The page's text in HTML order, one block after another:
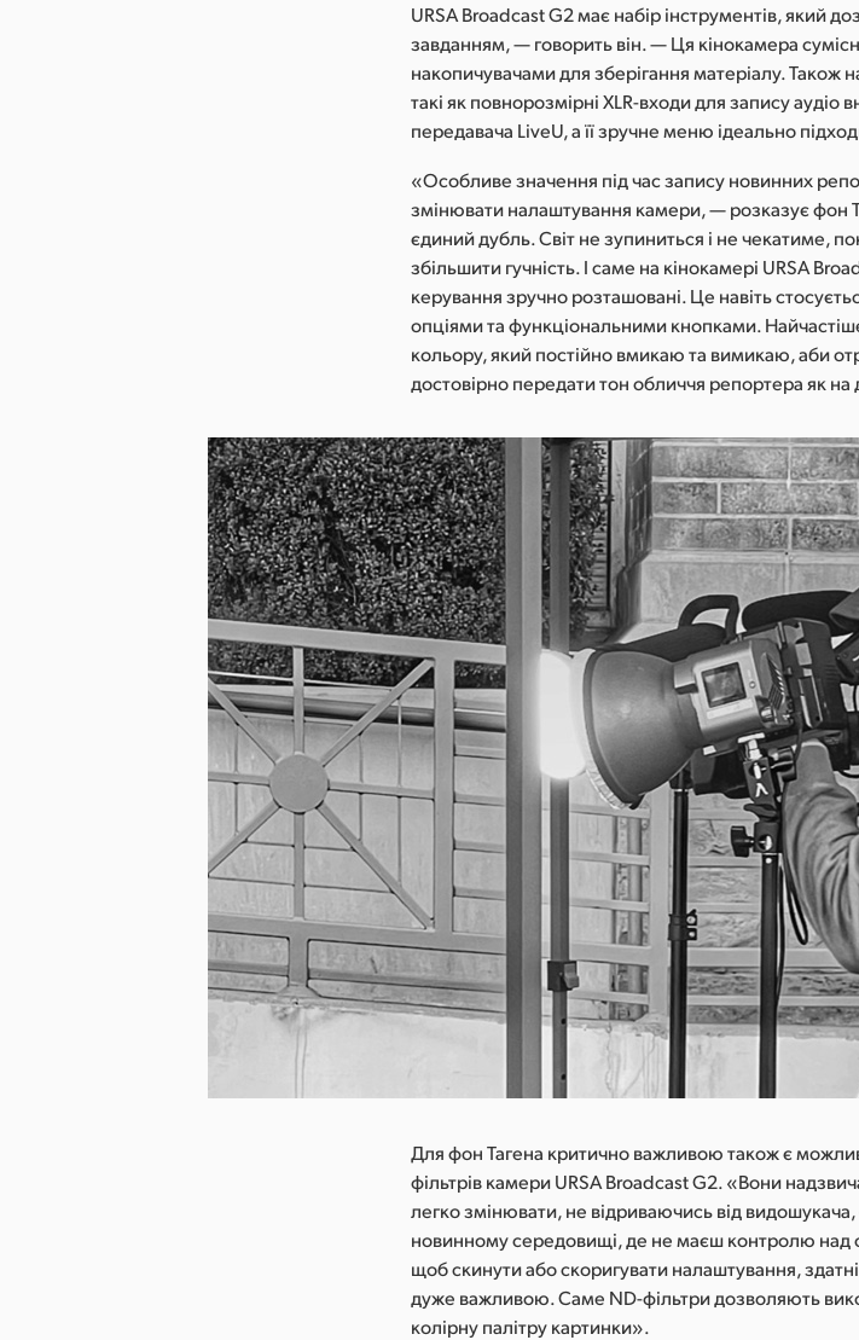
URSA Broadcast G2 має набір інструментів, який
завданням, — говорить він. — Ця кінокамера
накопичувачами для зберігання матеріалу. Також
такі як повнорозмірні XLR-входи для запису аудіо
передавача LiveU, а її зручне меню ідеально
«Особливе значення під час запису новинних
змінювати налаштування камери, — розказує фон
єдиний дубль. Світ не зупиниться і не чекатиме,
збільшити гучність. І саме на кінокамері URSA
керування зручно розташовані. Це навіть
опціями та функціональними кнопками.
кольору, який постійно вмикаю та вимикаю, аби
достовірно передати тон обличчя репортера як
Для фон Тагена критично важливою також є
фільтрів камери URSA Broadcast G2. «Вони
легко змінювати, не відриваючись від
новинному середовищі, де не маєш контролю над
щоб скинути або скоригувати налаштування,
дуже важливою. Саме ND-фільтри дозволяють
колірну палітру картинки».